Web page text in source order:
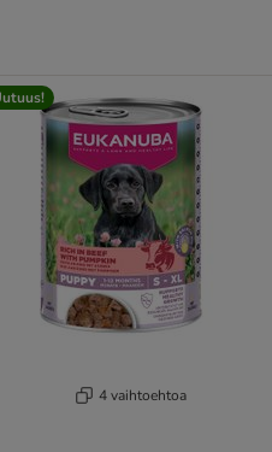
4 vaihtoehtoa